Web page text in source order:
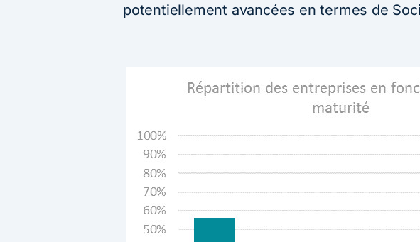
potentiellement avancées en termes de